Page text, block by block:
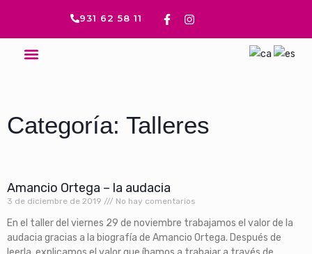
931 62 58 11
F
a
I
n
Menú
Categoría: Talleres
Amancio Ortega – la audacia
3 de diciembre de 2019 No hay comentarios
En el taller del viernes 29 de noviembre trabajamos el valor de la
audacia gracias a la biografía de Amancio Ortega. Después de